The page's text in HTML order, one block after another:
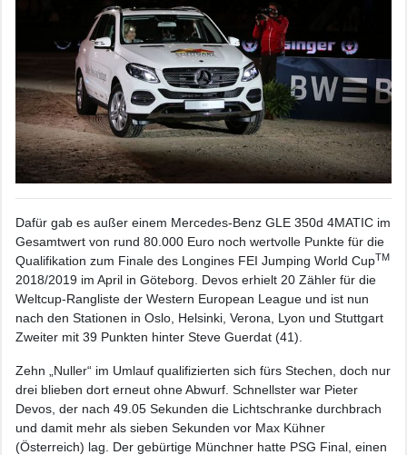
Dafür gab es außer einem Mercedes-Benz GLE 350d 4MATIC im
Gesamtwert von rund 80.000 Euro noch wertvolle Punkte für die
Qualifikation zum Finale des Longines FEI Jumping World CupTM
2018/2019 im April in Göteborg. Devos erhielt 20 Zähler für die
Weltcup-Rangliste der Western European League und ist nun
nach den Stationen in Oslo, Helsinki, Verona, Lyon und Stuttgart
Zweiter mit 39 Punkten hinter Steve Guerdat (41).
Zehn „Nuller“ im Umlauf qualifizierten sich fürs Stechen, doch nur
drei blieben dort erneut ohne Abwurf. Schnellster war Pieter
Devos, der nach 49.05 Sekunden die Lichtschranke durchbrach
und damit mehr als sieben Sekunden vor Max Kühner
(Österreich) lag. Der gebürtige Münchner hatte PSG Final, einen